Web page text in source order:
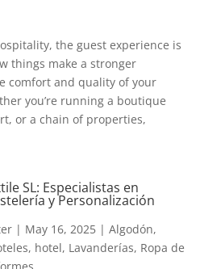
the guest experience is
things make a stronger
comfort and quality of your
you’re running a boutique
or a chain of properties,
SL: Especialistas en
y Personalización
| May 16, 2025| Algodón,
, hotel, Lavanderías, Ropa de